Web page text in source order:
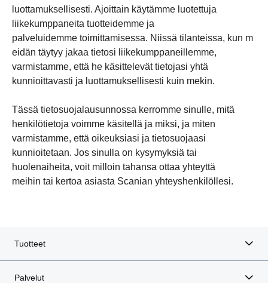
luottamuksellisesti. Ajoittain käytämme luotettuja
liikekumppaneita tuotteidemme ja
palveluidemme toimittamisessa. Niissä tilanteissa, kun m
eidän täytyy jakaa tietosi liikekumppaneillemme,
varmistamme, että he käsittelevät tietojasi yhtä
kunnioittavasti ja luottamuksellisesti kuin mekin.
Tässä tietosuojalausunnossa kerromme sinulle, mitä
henkilötietoja voimme käsitellä ja miksi, ja miten
varmistamme, että oikeuksiasi ja tietosuojaasi
kunnioitetaan. Jos sinulla on kysymyksiä tai
huolenaiheita, voit milloin tahansa ottaa yhteyttä
meihin tai kertoa asiasta Scanian yhteyshenkilöllesi.
Tuotteet
Palvelut